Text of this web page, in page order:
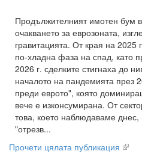
Продължителният имотен бум
очакването за еврозоната,
гравитацията. От края на 2025
по-хладна фаза на спад, като
2026 г. сделките стигнаха до
началото на пандемията през
преди еврото", която
вече е изконсумирана. От
това, което наблюдаваме
"отрезв...
Прочети цялата публикация